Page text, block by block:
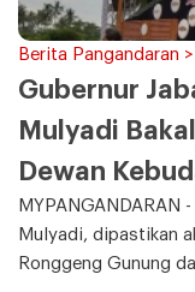
Berita Pangandaran
Gubernur
Mulyadi
Dewan
MYPANGANDARAN
Mulyadi, dipastikan
Ronggeng Gunung